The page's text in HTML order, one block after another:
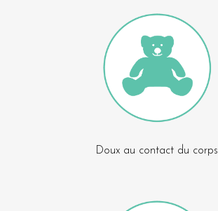
Doux au contact du corps